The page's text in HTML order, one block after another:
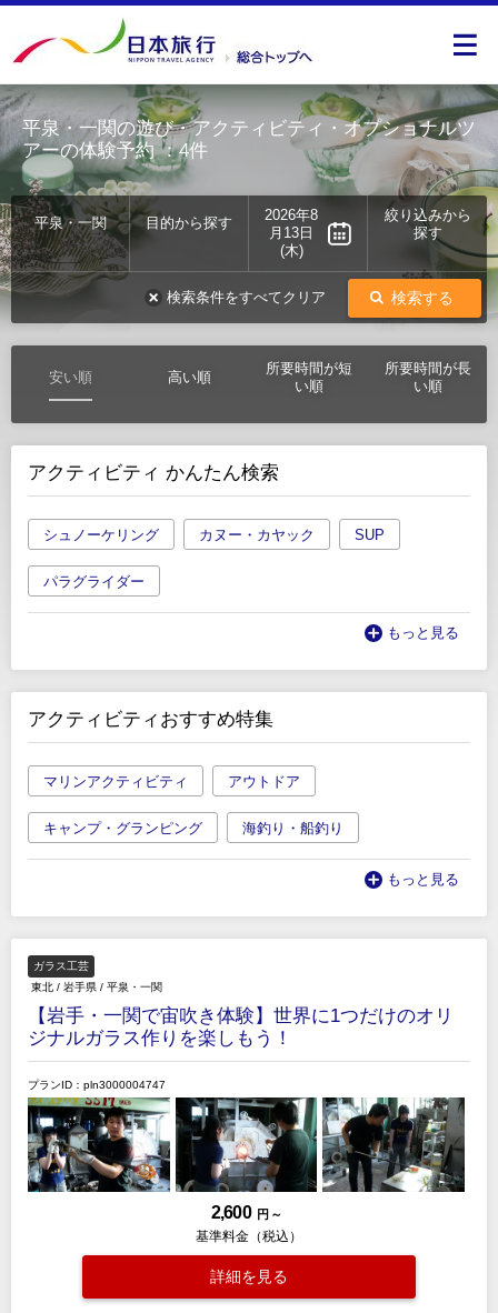
平泉・一関の遊び・アクティビティ・オプショナルツ
アーの体験予約：4件
平泉・一関 目的から探す
2026年8
月13日
(木)
絞り込みから
探す
検索する
検索条件をすべてクリア
安い順 高い順
所要時間が短
い順
所要時間が長
い順
アクティビティ かんたん検索
シュノーケリング カヌー・カヤック SUP
パラグライダー
もっと見る
アクティビティおすすめ特集
マリンアクティビティ アウトドア
キャンプ・グランピング 海釣り・船釣り
もっと見る
ガラス工芸
東北 / 岩手県 / 平泉・一関
【岩手・一関で宙吹き体験】世界に1つだけのオリ
ジナルガラス作りを楽しもう！
プランID：pln3000004747
2,600 円 ～
基準料金（税込）
詳細を見る